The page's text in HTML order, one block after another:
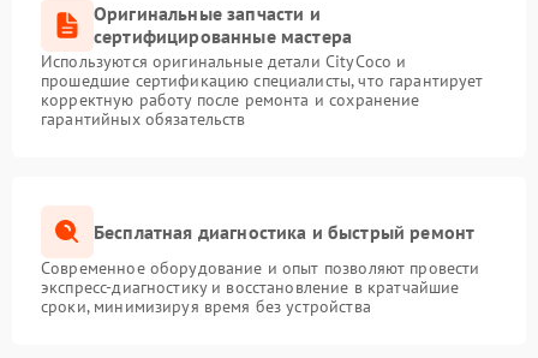
Оригинальные запчасти и
сертифицированные мастера
Используются оригинальные детали CityCoco и
прошедшие сертификацию специалисты, что гарантирует
корректную работу после ремонта и сохранение
гарантийных обязательств
Бесплатная диагностика и быстрый ремонт
Современное оборудование и опыт позволяют провести
экспресс-диагностику и восстановление в кратчайшие
сроки, минимизируя время без устройства